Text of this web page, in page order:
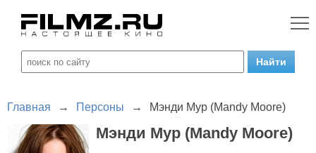
Главная → Персоны → Мэнди Мур (Mandy Moore)
Мэнди Мур (Mandy Moore)